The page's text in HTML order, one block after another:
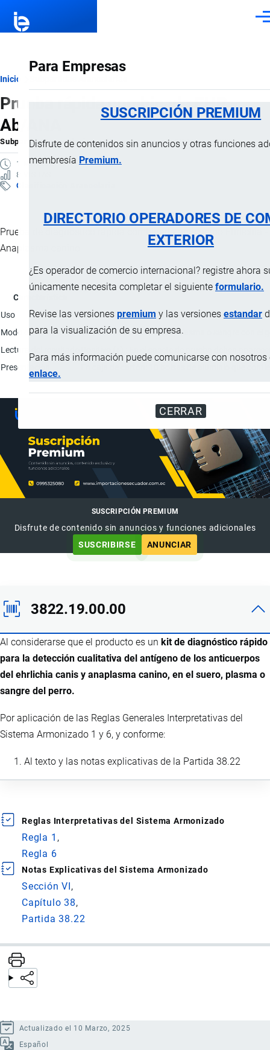
Para Empresas
SUSCRIPCIÓN PREMIUM
Disfrute de contenidos sin anuncios y otras funciones
membresía Premium.
DIRECTORIO OPERADORES DE
EXTERIOR
¿Es operador de comercio internacional? registre ahora
únicamente necesita completar el siguiente formulario.
Revise las versiones premium y las versiones estandar
para la visualización de su empresa.
Para más información puede comunicarse con nosotros
enlace.
CERRAR
Ruta
de
navegación
Inicio
Prueba rápida combinada EHR -
Ab/ANA
Subpartida ArancelariaporImportaciones …, 10 Marzo, 2025
1 MINUTO
8 VISTAS
Clasificación Arancelaria
Prueba de diagnóstico rápida combinada anticuerpo Ehrlichia -
Anaplasma canino.
Característica
Uso
Prueba inmunocromatográfica de flujo lateral
Modo de uso
Tomar muestra del suero, plasma o sangre con el
Lectura del resultado
Presentación
SUSCRIPCIÓN PREMIUM
Disfrute de contenido sin anuncios y funciones adicionales
SUSCRIBIRSE
ANUNCIAR
3822.19.00.00
Al considerarse que el producto es un kit de diagnóstico rápido
para la detección cualitativa del antígeno de los anticuerpos
del ehrlichia canis y anaplasma canino, en el suero, plasma o
sangre del perro.
Por aplicación de las Reglas Generales Interpretativas del
Sistema Armonizado 1 y 6, y conforme:
Al texto y las notas explicativas de la Partida 38.22
Reglas Interpretativas del Sistema Armonizado
Regla 1
Regla 6
Notas Explicativas del Sistema Armonizado
Sección VI
Capítulo 38
Partida 38.22
Actualizado el 10 Marzo, 2025
Español